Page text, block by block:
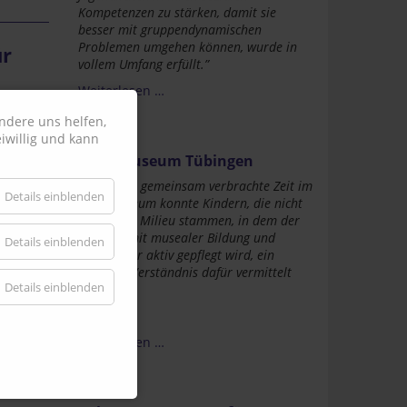
Kompetenzen zu stärken, damit sie
besser mit gruppendynamischen
Problemen umgehen können, wurde in
vollem Umfang erfüllt.”
Weiterlesen …
Stadtmuseum Tübingen
“Durch die gemeinsam verbrachte Zeit im
Stadtmuseum konnte Kindern, die nicht
aus einem Milieu stammen, in dem der
Umgang mit musealer Bildung und
Stadtkultur aktiv gepflegt wird, ein
positives Verständnis dafür vermittelt
werden.”
Weiterlesen …
uns helfen,
und kann
Details einblenden
Details einblenden
Details einblenden